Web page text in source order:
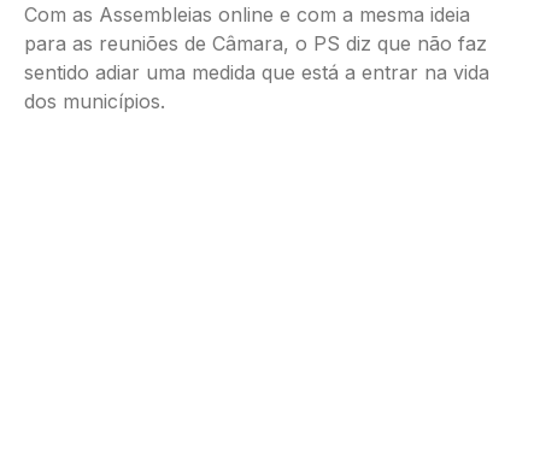
Com as Assembleias online e com a mesma ideia
para as reuniões de Câmara, o PS diz que não faz
sentido adiar uma medida que está a entrar na vida
dos municípios.